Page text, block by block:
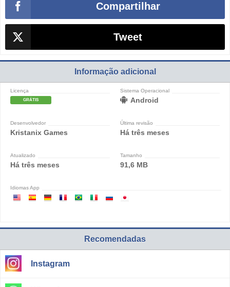
Compartilhar
Tweet
Informação adicional
Licença
GRÁTIS
Sistema Operacional
Android
Desenvolvedor
Kristanix Games
Última revisão
Há três meses
Atualizado
Há três meses
Tamanho
91,6 MB
Idiomas App
Recomendadas
Instagram